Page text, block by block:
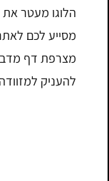
הלוגו מעטר את
מצרפת דף
להעניק